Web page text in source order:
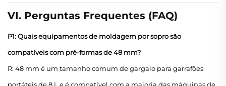
VI. Perguntas Frequentes (FAQ)
P1: Quais equipamentos de moldagem por sopro são
compatíveis com pré-formas de 48 mm?
R: 48 mm é um tamanho comum de gargalo para garrafões